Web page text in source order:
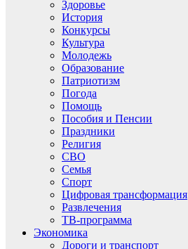
Здоровье
История
Конкурсы
Культура
Молодежь
Образование
Патриотизм
Погода
Помощь
Пособия и Пенсии
Праздники
Религия
СВО
Семья
Спорт
Цифровая трансформация
Развлечения
ТВ-программа
Экономика
Дороги и транспорт